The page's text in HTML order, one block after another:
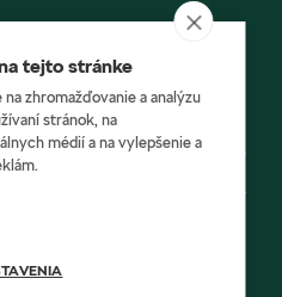
tejto stránke
zhromažďovanie a analýzu
stránok, na
médií a na vylepšenie a